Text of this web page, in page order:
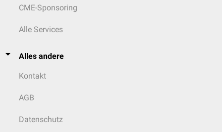
CME-Sponsoring
Alle Services
Alles andere
Kontakt
AGB
Datenschutz